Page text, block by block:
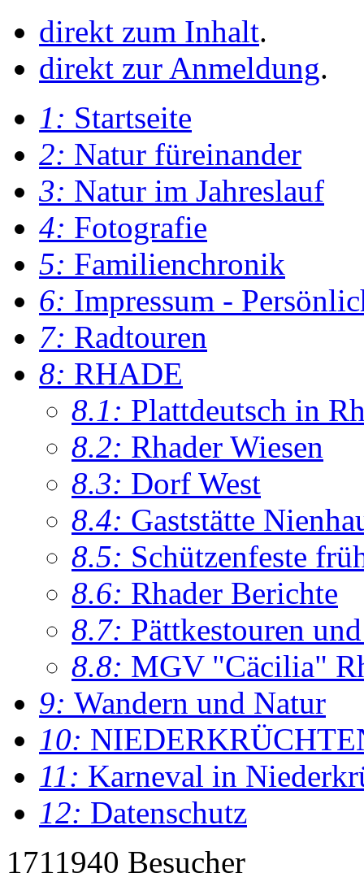
direkt zum Inhalt.
direkt zur Anmeldung.
1: Startseite
2: Natur füreinander
3: Natur im Jahreslauf
4: Fotografie
5: Familienchronik
6: Impressum -
7: Radtouren
8: RHADE
8.1: Plattdeutsch in
8.2: Rhader Wiesen
8.3: Dorf West
8.4: Gaststätte
8.5: Schützenfeste
8.6: Rhader Berichte
8.7: Pättkestouren
8.8: MGV "Cäcilia"
9: Wandern und Natur
10:
11: Karneval in
12: Datenschutz
1711940 Besucher